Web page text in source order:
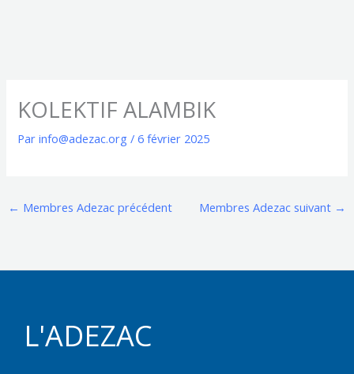
KOLEKTIF ALAMBIK
Parinfo@adezac.org/6 février 2025
← Membres Adezac précédent Membres Adezac suivant →
L'ADEZAC